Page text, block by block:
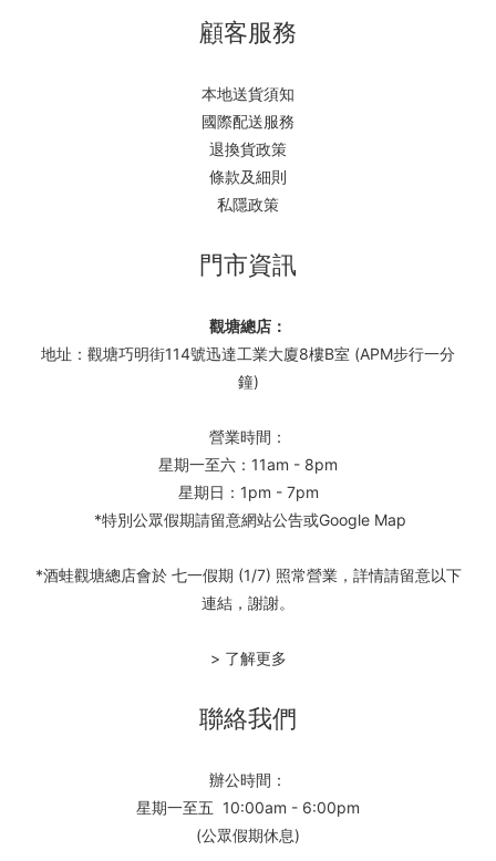
顧客服務
本地送貨須知
國際配送服務
退換貨政策
條款及細則
私隱政策
門市資訊
觀塘總店：
地址：觀塘巧明街114號迅達工業大廈8樓B室 (APM步行一分
鐘)
營業時間：
星期一至六：11am - 8pm
星期日：1pm - 7pm
*特別公眾假期請留意網站公告或Google Map
*酒蛙觀塘總店會於 七一假期 (1/7) 照常營業，詳情請留意以下
連結，謝謝。
> 了解更多
聯絡我們
辦公時間：
星期一至五 10:00am - 6:00pm
(公眾假期休息)